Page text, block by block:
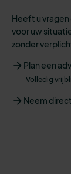
Heeft u
voor uw
zonder
Plan een
Volledig
Neem